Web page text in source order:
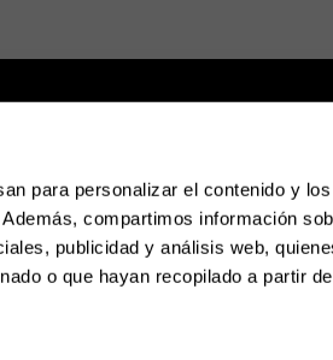
para personalizar el contenido y
compartimos información
publicidad y análisis web,
o que hayan recopilado a partir
Sede electrónica
La EHU en